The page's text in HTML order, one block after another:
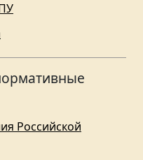
Российской